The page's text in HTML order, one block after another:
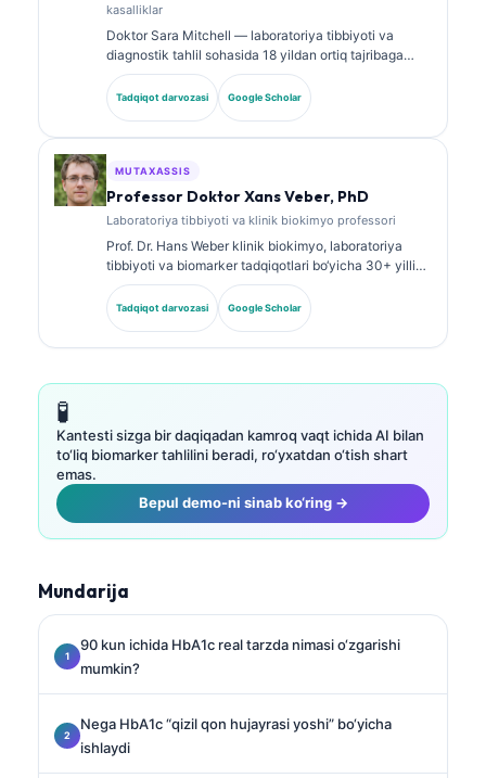
kasalliklar
Doktor Sara Mitchell — laboratoriya tibbiyoti va
diagnostik tahlil sohasida 18 yildan ortiq tajribaga
ega, kengash tomonidan tasdiqlangan klinik patolog.
U klinik biokimyo bo‘yicha ixtisoslashtirilgan
sertifikatlarga ega va klinik amaliyotda biomarker
Tadqiqot darvozasi Google Scholar
MUTAXASSIS
Professor Doktor Xans Veber, PhD
Laboratoriya tibbiyoti va klinik biokimyo professori
Prof. Dr. Hans Weber klinik biokimyo, laboratoriya
tibbiyoti va biomarker tadqiqotlari bo‘yicha 30+ yillik
tajribaga ega. Germaniya Klinik biokimyo jamiyatining
sobiq prezidenti bo‘lib, u diagnostik panellar tahlili,
biomarkerlarni standartlashtirish va AI yordamidagi
Tadqiqot darvozasi Google Scholar
🧪
Kantesti sizga bir daqiqadan kamroq vaqt ichida AI bilan
to‘liq biomarker tahlilini beradi, ro‘yxatdan o‘tish shart
emas.
Bepul demo-ni sinab ko‘ring →
Mundarija
90 kun ichida HbA1c real tarzda nimasi o‘zgarishi
mumkin?
Nega HbA1c “qizil qon hujayrasi yoshi” bo‘yicha
ishlaydi